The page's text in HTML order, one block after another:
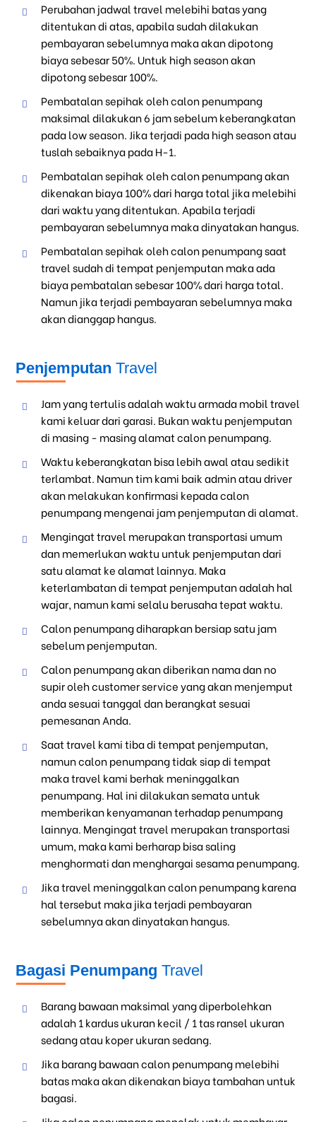
Perubahan jadwal travel melebihi batas yang
ditentukan di atas, apabila sudah dilakukan
pembayaran sebelumnya maka akan dipotong
biaya sebesar 50%. Untuk high season akan
dipotong sebesar 100%.
Pembatalan sepihak oleh calon penumpang
maksimal dilakukan 6 jam sebelum keberangkatan
pada low season. Jika terjadi pada high season atau
tuslah sebaiknya pada H-1.
Pembatalan sepihak oleh calon penumpang akan
dikenakan biaya 100% dari harga total jika melebihi
dari waktu yang ditentukan. Apabila terjadi
pembayaran sebelumnya maka dinyatakan hangus.
Pembatalan sepihak oleh calon penumpang saat
travel sudah di tempat penjemputan maka ada
biaya pembatalan sebesar 100% dari harga total.
Namun jika terjadi pembayaran sebelumnya maka
akan dianggap hangus.
PenjemputanTravel
Jam yang tertulis adalah waktu armada mobil travel
kami keluar dari garasi. Bukan waktu penjemputan
di masing - masing alamat calon penumpang.
Waktu keberangkatan bisa lebih awal atau sedikit
terlambat. Namun tim kami baik admin atau driver
akan melakukan konfirmasi kepada calon
penumpang mengenai jam penjemputan di alamat.
Mengingat travel merupakan transportasi umum
dan memerlukan waktu untuk penjemputan dari
satu alamat ke alamat lainnya. Maka
keterlambatan di tempat penjemputan adalah hal
wajar, namun kami selalu berusaha tepat waktu.
Calon penumpang diharapkan bersiap satu jam
sebelum penjemputan.
Calon penumpang akan diberikan nama dan no
supir oleh customer service yang akan menjemput
anda sesuai tanggal dan berangkat sesuai
pemesanan Anda.
Saat travel kami tiba di tempat penjemputan,
namun calon penumpang tidak siap di tempat
maka travel kami berhak meninggalkan
penumpang. Hal ini dilakukan semata untuk
memberikan kenyamanan terhadap penumpang
lainnya. Mengingat travel merupakan transportasi
umum, maka kami berharap bisa saling
menghormati dan menghargai sesama penumpang.
Jika travel meninggalkan calon penumpang karena
hal tersebut maka jika terjadi pembayaran
sebelumnya akan dinyatakan hangus.
Bagasi PenumpangTravel
Barang bawaan maksimal yang diperbolehkan
adalah 1 kardus ukuran kecil / 1 tas ransel ukuran
sedang atau koper ukuran sedang.
Jika barang bawaan calon penumpang melebihi
batas maka akan dikenakan biaya tambahan untuk
bagasi.